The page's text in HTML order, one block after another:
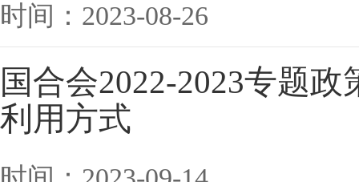
时间：2023-08-26
国合会2022-2023专题
利用方式